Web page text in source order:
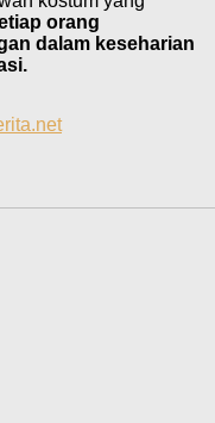
orang
dalam keseharian